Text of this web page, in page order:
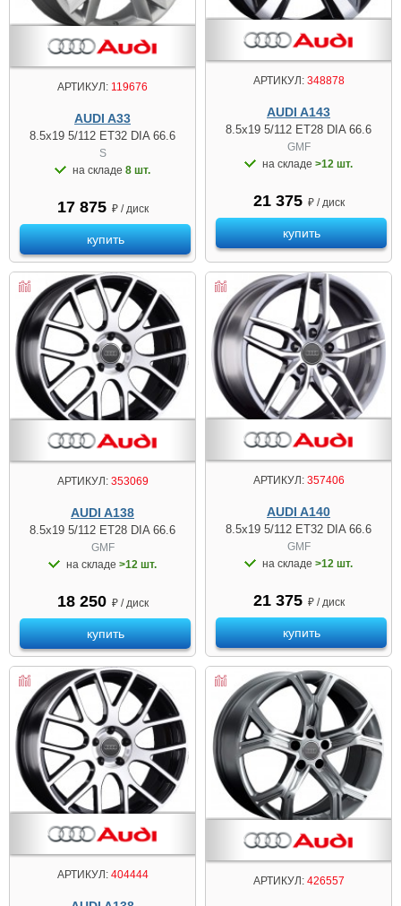
АРТИКУЛ: 119676
AUDI A33
8.5x19 5/112 ET32 DIA 66.6
S
на складе 8 шт.
17 875 ₽ / диск
купить
АРТИКУЛ:348878
AUDI A143
8.5x19 5/112 ET28 DIA 66.6
GMF
на складе >12 шт.
21 375 ₽ / диск
купить
АРТИКУЛ:353069
AUDI A138
8.5x19 5/112 ET28 DIA 66.6
GMF
на складе >12 шт.
18 250 ₽ / диск
купить
АРТИКУЛ:357406
AUDI A140
8.5x19 5/112 ET32 DIA 66.6
GMF
на складе >12 шт.
21 375 ₽ / диск
купить
АРТИКУЛ:404444 АРТИКУЛ:426557